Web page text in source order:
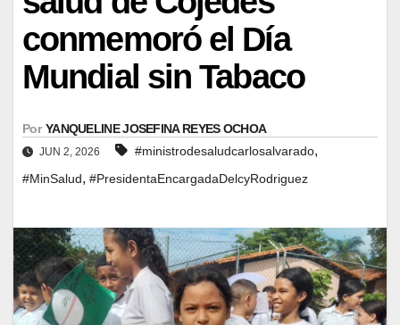
conmemoró el Día
Mundial sin Tabaco
Por YANQUELINE JOSEFINA REYES OCHOA
JUN 2, 2026 #ministrodesaludcarlosalvarado,
#MinSalud, #PresidentaEncargadaDelcyRodriguez